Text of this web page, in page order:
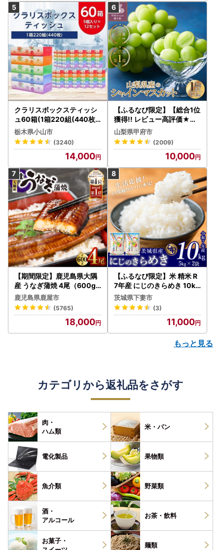
クラリスボックスティッシ
ュ60箱(1箱220組(440枚))
(5個入り×12セット)【配送
不可地域：離島・沖縄県】
【1256759】
栃木県小山市
(3240)
14,000
【ふるなび限定】【総合1位
獲得!! レビュー高評価★】
〈2026年度配送分〉山梨
県産 シャインマスカット 2
～3房（1.0kg以上）シャイ
ン フルーツ FN-Limited-S
P
山梨県甲府市
(2009)
10,000
【期間限定】鹿児島県大隅
産 うなぎ蒲焼 4尾（600g
） KN007-004-04-cp18
うなぎ 鰻 魚 惣菜 総菜
鹿児島県鹿屋市
(5765)
18,000
【ふるなび限定】米 精米 R
7年産 にじのきらめき 10kg
10月 FN-Limited-PR
茨城県下妻市
(3)
11,000
もっと見る
カテゴリから返礼品をさがす
肉・
ハム類
米・パン
電化製品 果物類
魚介類 野菜類
酒・
アルコール
お茶・ 飲料
お菓子・
麺類